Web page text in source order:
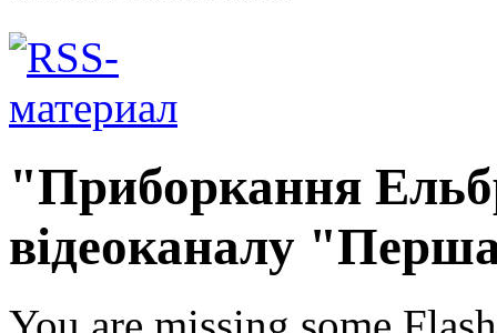
"Приборкання
відеоканалу